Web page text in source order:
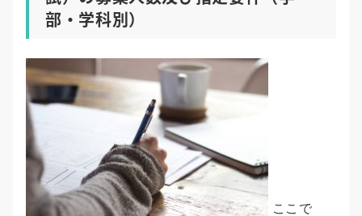
部・学科別）
ここで